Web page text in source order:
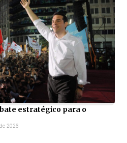
estratégico para o
2026